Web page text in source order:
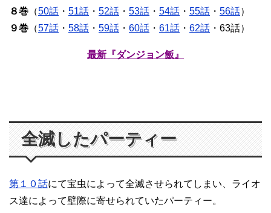
８巻 （50話 ・ 51話 ・ 52話 ・ 53話 ・ 54話 ・ 55話 ・ 56話）
９巻 （57話 ・ 58話 ・ 59話 ・ 60話 ・ 61話 ・ 62話 ・63話）
最新『ダンジョン飯』
全滅したパーティー
第１０話にて宝虫によって全滅させられてしまい、ライオ
ス達によって壁際に寄せられていたパーティー。